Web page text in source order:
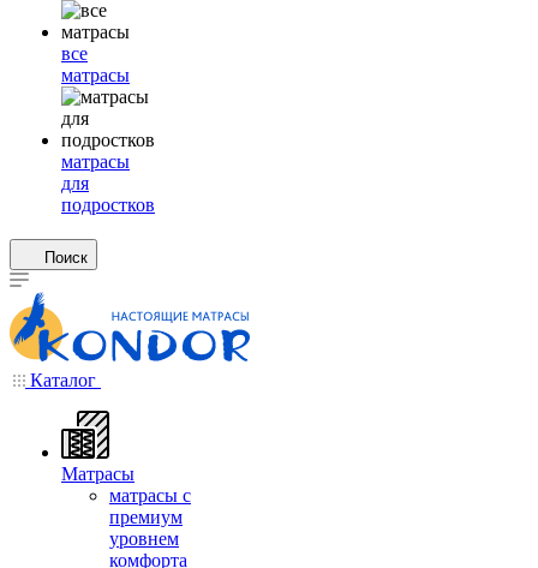
все
матрасы
матрасы
для
подростков
Поиск
Каталог
Матрасы
матрасы с
премиум
уровнем
комфорта